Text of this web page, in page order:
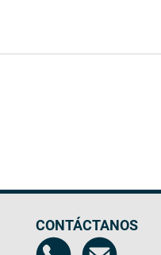
CONTÁCTANOS